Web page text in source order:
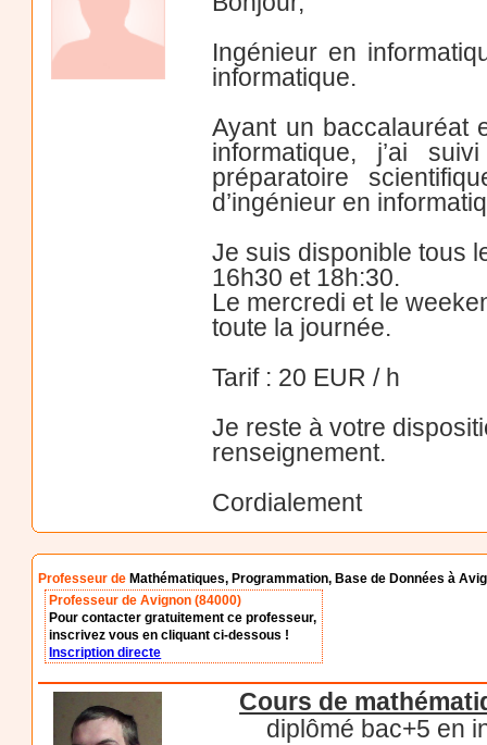
Ingénieur en
informatique.
Ayant un baccalauréat
informatique, j’ai
préparatoire
d’ingénieur en
Je suis disponible tous
16h30 et 18h:30.
Le mercredi et le
toute la journée.
Tarif : 20 EUR / h
Je reste à votre
renseignement.
Cordialement
Professeur de Mathématiques, Programmation, Base de Données à
Professeur de Avignon (84000)
Pour contacter gratuitement ce professeur,
inscrivez vous en cliquant ci-dessous !
Inscription directe
Cours de
diplômé bac+5 en